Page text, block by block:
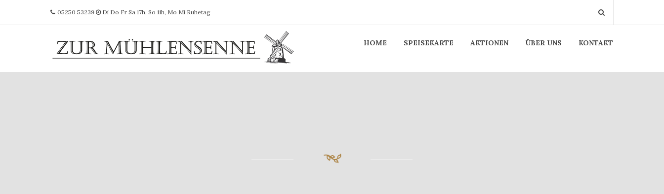
05250 53239 Di Do Fr Sa 17h, So 11h, Mo Mi Ruhetag
HOME SPEISEKARTE AKTIONEN ÜBER UNS KONTAKT